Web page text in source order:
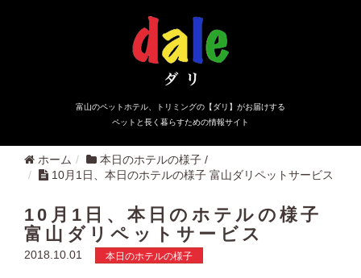
富山のペットホテル、トリミングの【ダリ】がお届けする
ペットと長く暮らすための情報サイト
ホーム 本日のホテルの様子 /
10月1日、本日のホテルの様子 富山ダリペットサービス
10月1日、本日のホテルの様子
富山ダリペットサービス
2018.10.01 本日のホテルの様子